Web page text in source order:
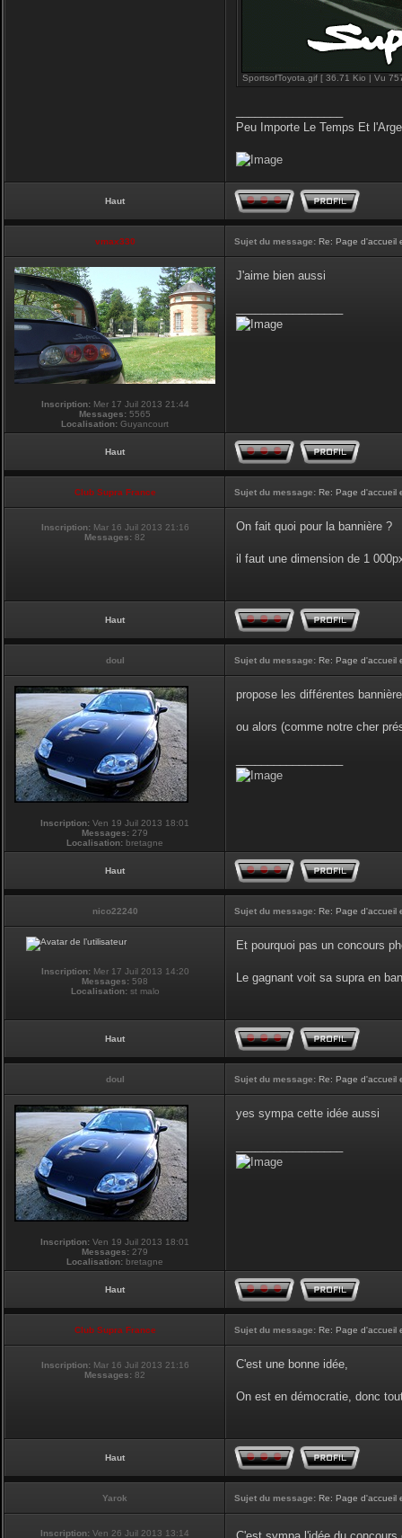
SportsofToyota.gif [ 36.71 Kio | Vu
Peu Importe Le Temps Et
Haut
vmax330 Sujet du message: Re: Page d'accueil
Inscription:Mer 17 Juil 2013 21:44
Messages: 5565
Localisation: Guyancourt
J'aime bien aussi
Haut
Club Supra France Sujet du message: Re: Page d'accueil
Inscription: Mar 16 Juil 2013 21:16
Messages: 82
On fait quoi pour la bannière ?
il faut une dimension de 1
Haut
doul Sujet du message: Re: Page d'accueil
Inscription: Ven 19 Juil 2013 18:01
Messages: 279
Localisation: bretagne
propose les différentes
ou alors (comme notre cher
Haut
nico22240 Sujet du message: Re: Page d'accueil
Inscription:Mer 17 Juil 2013 14:20
Messages: 598
Localisation:st malo
Et pourquoi pas un concours
Le gagnant voit sa supra en
Haut
doul Sujet du message: Re: Page d'accueil
Inscription: Ven 19 Juil 2013 18:01
Messages: 279
Localisation: bretagne
yes sympa cette idée aussi
Haut
Club Supra France Sujet du message: Re: Page d'accueil
Inscription: Mar 16 Juil 2013 21:16
Messages: 82
C'est une bonne idée,
On est en démocratie, donc
Haut
Yarok Sujet du message: Re: Page d'accueil
Inscription: Ven 26 Juil 2013 13:14